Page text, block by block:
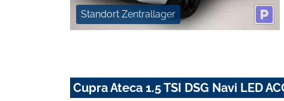
Standort Zentrallager
Cupra Ateca 1.5 TSI DSG Navi LED